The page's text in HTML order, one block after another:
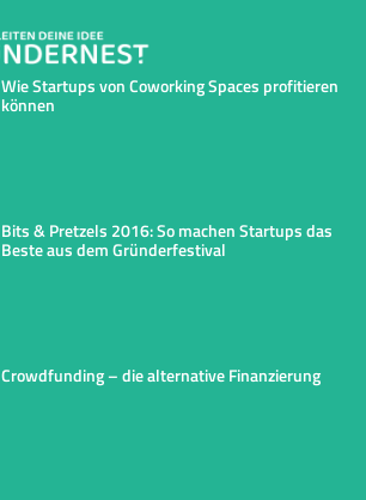
Wie Startups von Coworking Spaces profitieren
können
Bits & Pretzels 2016: So machen Startups das
Beste aus dem Gründerfestival
Crowdfunding – die alternative Finanzierung